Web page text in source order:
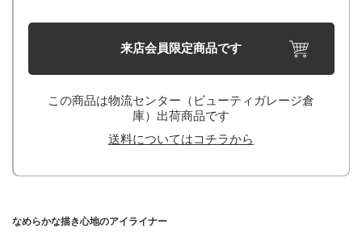
来店会員限定商品です
この商品は物流センター（ビューティガレージ倉
庫）出荷商品です
送料についてはコチラから
なめらかな描き心地のアイライナー